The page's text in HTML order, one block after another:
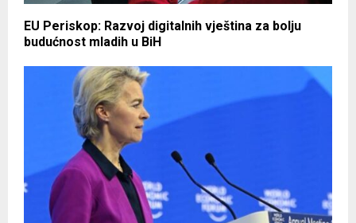
EU Periskop: Razvoj digitalnih vještina za bolju
budućnost mladih u BiH